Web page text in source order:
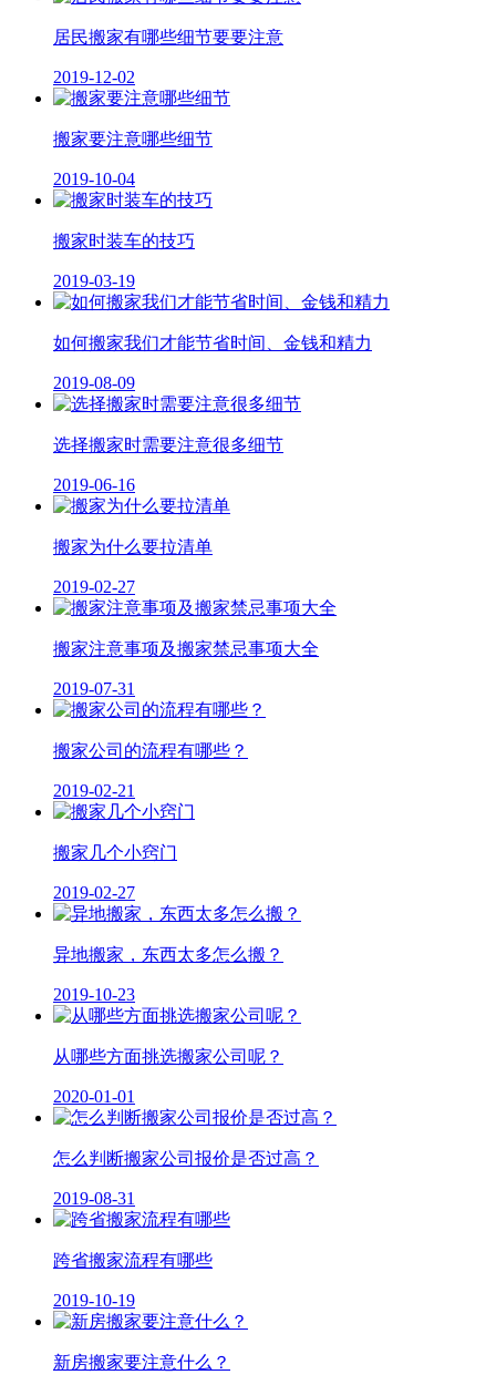
居民搬家有哪些细节要要注意
2019-12-02
搬家要注意哪些细节
2019-10-04
搬家时装车的技巧
2019-03-19
如何搬家我们才能节省时间、金钱和精力
2019-08-09
选择搬家时需要注意很多细节
2019-06-16
搬家为什么要拉清单
2019-02-27
搬家注意事项及搬家禁忌事项大全
2019-07-31
搬家公司的流程有哪些？
2019-02-21
搬家几个小窍门
2019-02-27
异地搬家，东西太多怎么搬？
2019-10-23
从哪些方面挑选搬家公司呢？
2020-01-01
怎么判断搬家公司报价是否过高？
2019-08-31
跨省搬家流程有哪些
2019-10-19
新房搬家要注意什么？